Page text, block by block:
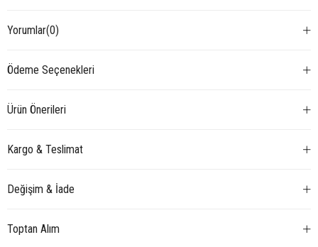
Yorumlar(0)
Ödeme Seçenekleri
Ürün Önerileri
Kargo & Teslimat
Değişim & İade
Toptan Alım